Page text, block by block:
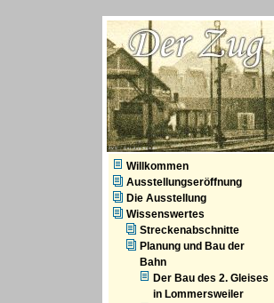
ZVS - Der Zug kommt
Willkommen
Ausstellungseröffnung
Die Ausstellung
Wissenswertes
Streckenabschnitte
Planung und Bau der
Bahn
Der Bau des 2. Gleises
in Lommersweiler